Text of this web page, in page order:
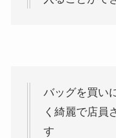
バッグを買い
く綺麗で店員
す